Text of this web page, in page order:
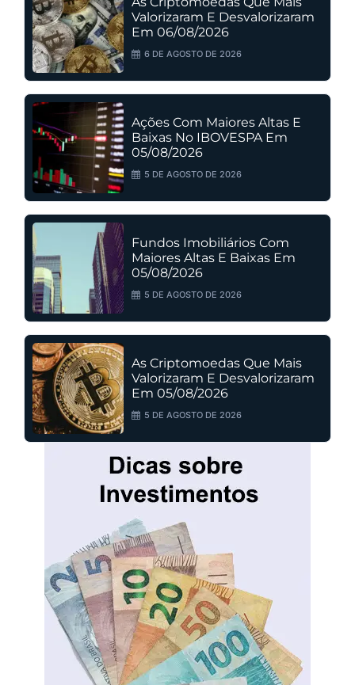
Valorizaram E Desvalorizaram
Em 06/08/2026
6 DE AGOSTO DE 2026
Ações Com Maiores Altas E
Baixas No IBOVESPA Em
05/08/2026
5 DE AGOSTO DE 2026
Fundos Imobiliários Com
Maiores Altas E Baixas Em
05/08/2026
5 DE AGOSTO DE 2026
As Criptomoedas Que Mais
Valorizaram E Desvalorizaram
Em 05/08/2026
5 DE AGOSTO DE 2026